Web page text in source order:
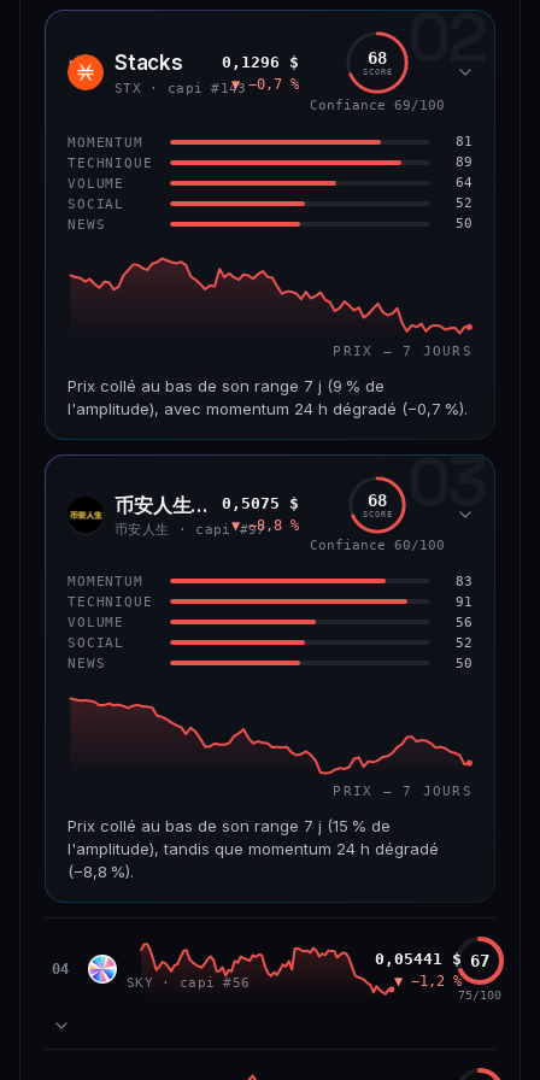
CAP. MARCHÉ VOLUME 24 H
VAR. 7 J VAR. 30 J
−9,9 %
VS ATH
−55,9 %
CONFIANCE 66/100
02
STX Stacks
STX · capi #143
0,1296 $
▼ −0,7 %
68
SCORE
Confiance 69/100
MOMENTUM 81
TECHNIQUE 89
VOLUME 64
SOCIAL 52
NEWS 50
PRIX — 7 JOURS
Prix collé au bas de son range 7 j (9 % de
l'amplitude), avec momentum 24 h dégradé (−0,7 %).
CAP. MARCHÉ VOLUME 24 H
VAR. 7 J VAR. 30 J
−22,2 %
VS ATH
−96,6 %
RANG CAPI.
#143
CONFIANCE 69/100
03
币安
人生
币安人生 (BinanceLife)
币安人生 · capi #97
0,5075 $
▼ −8,8 %
68
SCORE
Confiance 60/100
MOMENTUM 83
TECHNIQUE 91
VOLUME 56
SOCIAL 52
NEWS 50
PRIX — 7 JOURS
Prix collé au bas de son range 7 j (15 % de
l'amplitude), tandis que momentum 24 h dégradé
(−8,8 %).
508 M$ 8,7 M$
VAR. 7 J VAR. 30 J
04 SKY Sky
SKY · capi #56
0,05441 $
▼ −1,2 %
67
75/100
78